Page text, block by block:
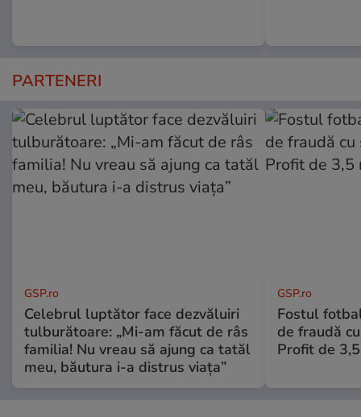
PARTENERI
GSP.ro
Celebrul luptător face dezvăluiri
tulburătoare: „Mi-am făcut de râs
familia! Nu vreau să ajung ca tatăl
meu, băutura i-a distrus viața”
GSP.ro
Fostul
de fraudă
Profit de